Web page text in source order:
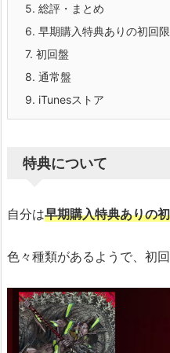
5. 総評・まとめ
6. 早期購入特典ありの初回
7. 初回盤
8. 通常盤
9. iTunesストア
特典について
自分は早期購入特典ありの
色々種類があるようで、初